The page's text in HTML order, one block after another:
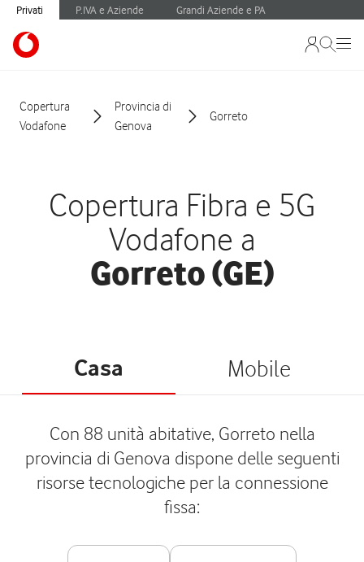
Privati P.IVA e Aziende Grandi Aziende e PA
Copertura
Vodafone
Provincia di
Genova
Gorreto
Copertura Fibra e 5G
Vodafone a
Gorreto (GE)
Casa Mobile
Con 88 unità abitative, Gorreto nella
provincia di Genova dispone delle seguenti
risorse tecnologiche per la connessione
fissa: